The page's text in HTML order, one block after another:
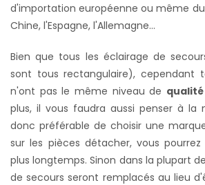
d'importation européenne ou même
Chine, l'Espagne, l'Allemagne...
Bien que tous les éclairage de
sont tous rectangulaire), cependant
n'ont pas le même niveau de qualité
plus, il vous faudra aussi penser à la
donc préférable de choisir une
sur les pièces détacher, vous
plus longtemps. Sinon dans la plupart
de secours seront remplacés au lieu